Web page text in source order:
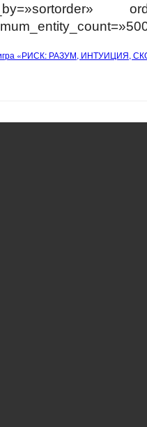
игра «РИСК: РАЗУМ, ИНТУИЦИЯ,